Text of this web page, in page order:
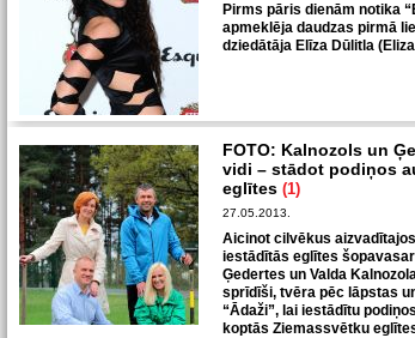
Pirms pāris dienām notika
apmeklēja daudzas pirmā
dziedātāja Elīza Dūlitla
FOTO: Kalnozols un
vidi – stādot podiņos
eglītes (1)
27.05.2013.
Aicinot cilvēkus
iestādītās eglītes
Ģedertes un Valda
sprīdīši, tvēra pēc lāpstas
“Ādaži”, lai iestādītu
koptās Ziemassvētku